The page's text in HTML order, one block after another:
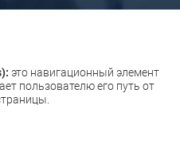
это навигационный элемент
пользователю его путь от